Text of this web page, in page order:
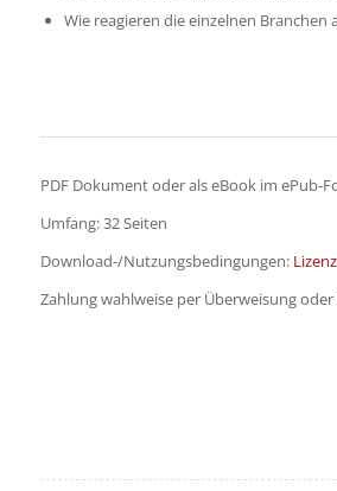
Wie reagieren die einzelnen Branchen
PDF Dokument oder als eBook im ePub-
Umfang: 32 Seiten
Download-/Nutzungsbedingungen:
Zahlung wahlweise per Überweisung oder